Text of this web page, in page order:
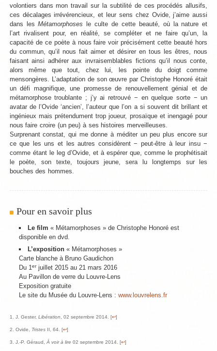
volontiers dans mon travail sur la subtilité de ces procédés allusifs,
ces décalages irrévérencieux, et leur sens chez Ovide, j’aime aussi
dans lesMétamorphoses le culte de cette beauté, où la nature et
l’art rivalisent pour, en réalité, se compléter et ne faire qu’un, la
capacité de ce poète à nous faire voir précisément cette beauté hors
du commun, qu’il nous fait aimer et désirer en tous les êtres, nous
faisant ainsi adhérer aux invraisemblables fictions qu’il nous conte,
alors même que tout, chez lui, les pointe du doigt comme
mensongères. L’adaptation de son œuvre par Christophe Honoré était
un défi magnifique, une promesse de renouvellement génial et de
métamorphose troublante ; j’y ai retrouvé − en quelque sorte − un
avatar de l’Ovide ‘ancien’, l’auteur que l’on a si souvent dit brillant et
ingénieux mais prétendument trop joueur, prosaïque et inengagé pour
nous faire croire (un peu) à ses histoires merveilleuses.
Surprenant constat, qui me donne à méditer un peu plus encore sur
ce que les uns et les autres considèrent − peut-être à leur insu −
comme étant le leg d’Ovide, et à espérer que, comme le prophétisait
le poète, son texte, toujours jeune, sera lu longtemps sur les
bouches des hommes.
Pour en savoir plus
Le film « Métamorphoses » de Christophe Honoré est
disponible en dvd.
L’exposition « Métamorphoses »
Carte blanche à Bruno Gaudichon
Du 1erjuillet 2015 au 21 mars 2016
Au Pavillon de verre du Louvre-Lens
Exposition gratuite
Le site du Musée du Louvre-Lens :www.louvrelens.fr
J. Gester, Libération , 02 septembre 2014. [↩]
Ovide, Tristes II, 64. [↩]
J.-P. Géraud, À voir à lire 02 septembre 2014. [↩]